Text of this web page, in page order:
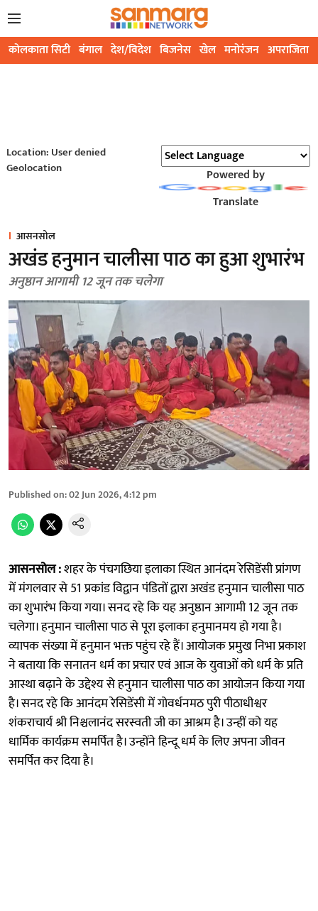
कोलकाता सिटी बंगाल देश/विदेश बिजनेस खेल मनोरंजन अपराजिता
Location: User denied
Geolocation
Powered by
Translate
आसनसोल
अखंड हनुमान चालीसा पाठ का हुआ शुभारंभ
अनुष्ठान आगामी 12 जून तक चलेगा
Published on:02 Jun 2026, 4:12 pm
आसनसोल :शहर के पंचगछिया इलाका स्थित आनंदम रेसिडेंसी प्रांगण
में मंगलवार से 51 प्रकांड विद्वान पंडितों द्वारा अखंड हनुमान चालीसा पाठ
का शुभारंभ किया गया। सनद रहे कि यह अनुष्ठान आगामी 12 जून तक
चलेगा। हनुमान चालीसा पाठ से पूरा इलाका हनुमानमय हो गया है।
व्यापक संख्या में हनुमान भक्त पहुंच रहे हैं। आयोजक प्रमुख निभा प्रकाश
ने बताया कि सनातन धर्म का प्रचार एवं आज के युवाओं को धर्म के प्रति
आस्था बढ़ाने के उद्देश्य से हनुमान चालीसा पाठ का आयोजन किया गया
है। सनद रहे कि आनंदम रेसिडेंसी में गोवर्धनमठ पुरी पीठाधीश्वर
शंकराचार्य श्री निश्चलानंद सरस्वती जी का आश्रम है। उन्हीं को यह
धार्मिक कार्यक्रम समर्पित है। उन्होंने हिन्दू धर्म के लिए अपना जीवन
समर्पित कर दिया है।